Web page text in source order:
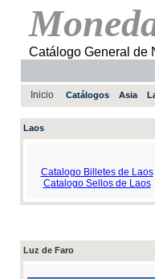
Catálogo General de
Inicio Catálogos Asia
Laos
Catalogo Billetes de Laos
Catalogo Sellos de Laos
Luz de Faro